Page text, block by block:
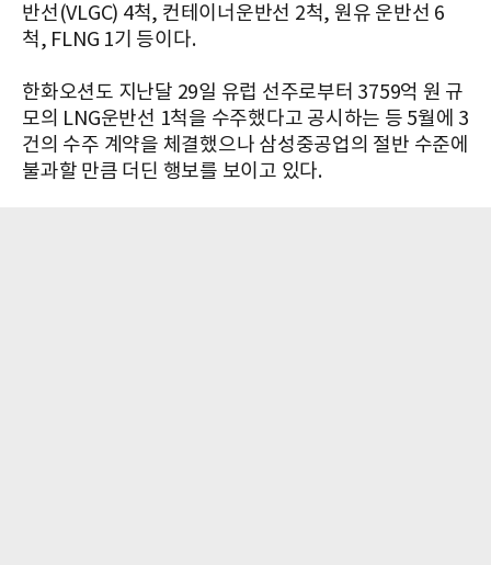
반선(VLGC) 4척, 컨테이너운반선 2척, 원유 운반선 6
척, FLNG 1기 등이다.
한화오션도 지난달 29일 유럽 선주로부터 3759억 원 규
모의 LNG운반선 1척을 수주했다고 공시하는 등 5월에 3
건의 수주 계약을 체결했으나 삼성중공업의 절반 수준에
불과할 만큼 더딘 행보를 보이고 있다.